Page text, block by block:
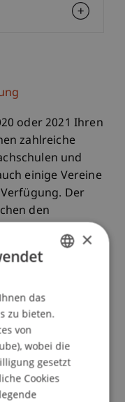
oder 2021 Ihren
zahlreiche
und
einige Vereine
Der
den
Ausstellern
für beide
Messebesuch
sind auch
du dich über
×
das
zu bieten.
von
wobei die
gesetzt
Cookies